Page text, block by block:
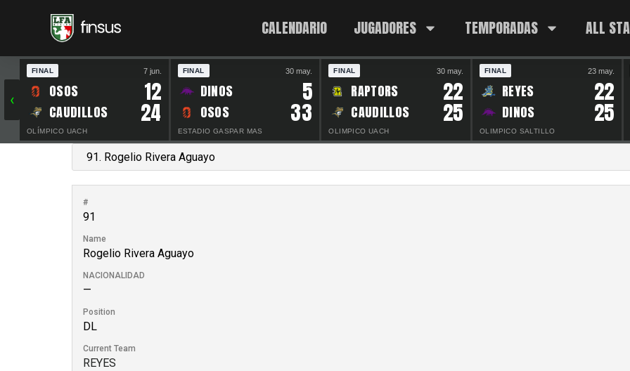
CALENDARIO JUGADORES TEMPORADAS ALL
‹
FINAL 7 jun.
OSOS 12
CAUDILLOS 24
OLÍMPICO UACH
FINAL 30 may.
DINOS 5
OSOS 33
ESTADIO GASPAR MAS
FINAL 30 may.
RAPTORS 22
CAUDILLOS 25
OLIMPICO UACH
FINAL 23 may.
REYES 22
DINOS 25
OLIMPICO SALTILLO
#
91
Name
Rogelio Rivera Aguayo
NACIONALIDAD
—
Position
DL
Current Team
REYES